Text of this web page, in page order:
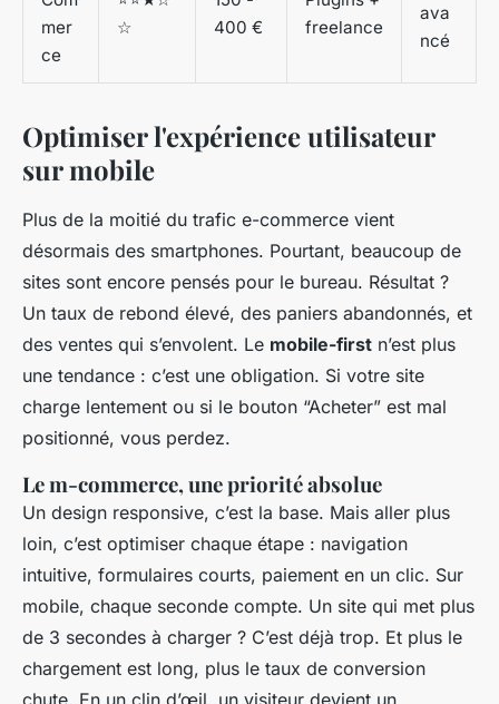
mer
ce
☆
400 €
freelance
ava
ncé
Optimiser l'expérience utilisateur
sur mobile
Plus de la moitié du trafic e-commerce vient
désormais des smartphones. Pourtant, beaucoup de
sites sont encore pensés pour le bureau. Résultat ?
Un taux de rebond élevé, des paniers abandonnés, et
des ventes qui s’envolent. Le mobile-first n’est plus
une tendance : c’est une obligation. Si votre site
charge lentement ou si le bouton “Acheter” est mal
positionné, vous perdez.
Le m-commerce, une priorité absolue
Un design responsive, c’est la base. Mais aller plus
loin, c’est optimiser chaque étape : navigation
intuitive, formulaires courts, paiement en un clic. Sur
mobile, chaque seconde compte. Un site qui met plus
de 3 secondes à charger ? C’est déjà trop. Et plus le
chargement est long, plus le taux de conversion
chute. En un clin d’œil, un visiteur devient un